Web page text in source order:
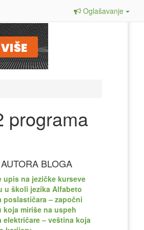
Oglašavanje
programa
BLOGA
upis na jezičke kurseve
u školi jezika Alfabeto
poslastičara – započni
koja miriše na uspeh
električare – veština koja